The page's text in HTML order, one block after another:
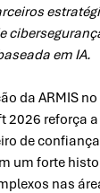
em IA.
da ARMIS
2026 reforça
de
um forte
nas